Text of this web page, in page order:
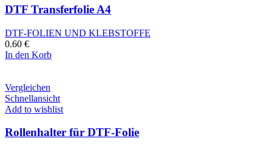
DTF Transferfolie A4
DTF-FOLIEN UND KLEBSTOFFE
0.60 €
In den Korb
Vergleichen
Schnellansicht
Add to wishlist
Rollenhalter für DTF-Folie